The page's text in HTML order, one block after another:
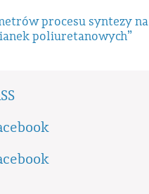
procesu syntezy na
poliuretanowych”